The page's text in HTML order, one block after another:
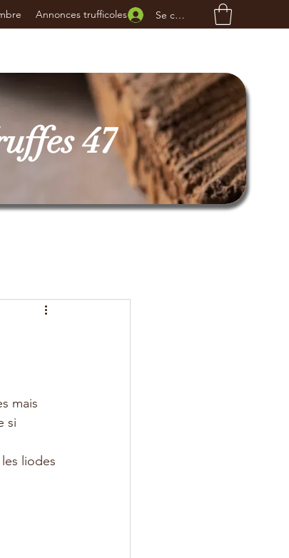
Se connecter
47
Annonces trufficoles
mais
si
liodes